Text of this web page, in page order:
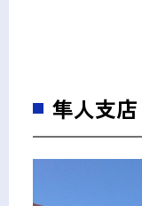
隼人支店